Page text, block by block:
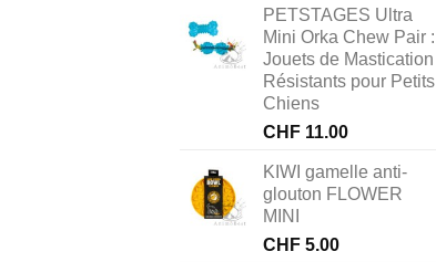
PETSTAGES Ultra
Mini Orka Chew Pair :
Jouets de Mastication
Résistants pour Petits
Chiens
CHF 11.00
KIWI gamelle anti-
glouton FLOWER
MINI
CHF 5.00